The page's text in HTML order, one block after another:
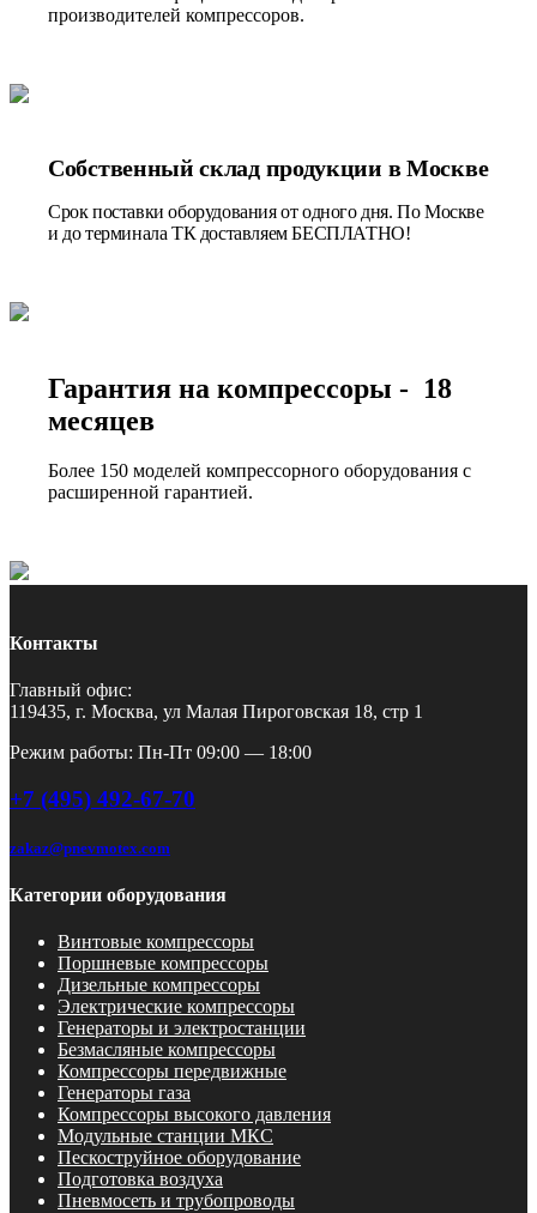
производителей компрессоров.
Собственный склад продукции в Москве
Срок поставки оборудования от одного дня. По Москве
и до терминала ТК доставляем БЕСПЛАТНО!
Гарантия на компрессоры - 18
месяцев
Более 150 моделей компрессорного оборудования с
расширенной гарантией.
Контакты
Главный офис:
119435, г. Москва, ул Малая Пироговская 18, стр 1
Режим работы: Пн-Пт 09:00 — 18:00
+7 (495) 492-67-70
zakaz@pnevmotex.com
Категории оборудования
Винтовые компрессоры
Поршневые компрессоры
Дизельные компрессоры
Электрические компрессоры
Генераторы и электростанции
Безмасляные компрессоры
Компрессоры передвижные
Генераторы газа
Компрессоры высокого давления
Модульные станции МКС
Пескоструйное оборудование
Подготовка воздуха
Пневмосеть и трубопроводы